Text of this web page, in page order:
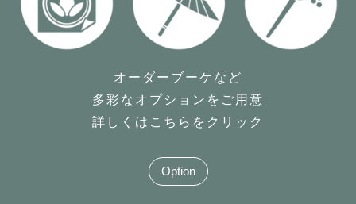
オーダーブーケなど
多彩なオプションをご用意
詳しくはこちらをクリック
Option